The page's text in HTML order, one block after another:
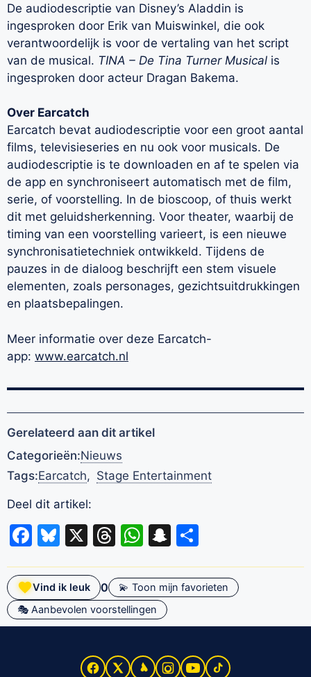
De audiodescriptie van Disney’s Aladdin is
ingesproken door Erik van Muiswinkel, die ook
verantwoordelijk is voor de vertaling van het script
van de musical. TINA – De Tina Turner Musical is
ingesproken door acteur Dragan Bakema.
Over Earcatch
Earcatch bevat audiodescriptie voor een groot aantal
films, televisieseries en nu ook voor musicals. De
audiodescriptie is te downloaden en af te spelen via
de app en synchroniseert automatisch met de film,
serie, of voorstelling. In de bioscoop, of thuis werkt
dit met geluidsherkenning. Voor theater, waarbij de
timing van een voorstelling varieert, is een nieuwe
synchronisatietechniek ontwikkeld. Tijdens de
pauzes in de dialoog beschrijft een stem visuele
elementen, zoals personages, gezichtsuitdrukkingen
en plaatsbepalingen.
Meer informatie over deze Earcatch-
app: www.earcatch.nl
Gerelateerd aan dit artikel
Categorieën:Nieuws
Tags:Earcatch, Stage Entertainment
Deel dit artikel:
Facebook
Bluesky
X Threads
WhatsApp
Snapchat
Vind ik leuk 0
💫 Toon mijn favorieten
🎭 Aanbevolen voorstellingen